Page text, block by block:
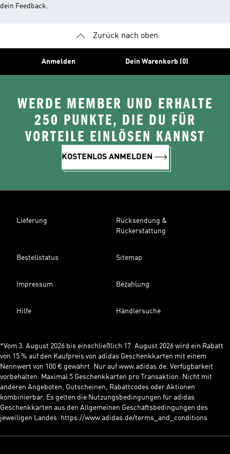
dein Feedback.
Zurück nach oben
Anmelden Dein Warenkorb (0)
WERDE MEMBER UND ERHALTE
250 PUNKTE, DIE DU FÜR
VORTEILE EINLÖSEN KANNST
KOSTENLOS ANMELDEN
Lieferung
Rücksendung &
Rückerstattung
Bestellstatus Sitemap
Impressum Bezahlung
Hilfe Händlersuche
*Vom 3. August 2026 bis einschließlich 17. August 2026 wird ein Rabatt
von 15 % auf den Kaufpreis von adidas Geschenkkarten mit einem
Nennwert von 100 € gewährt. Nur auf www.adidas.de. Verfügbarkeit
vorbehalten. Maximal 5 Geschenkkarten pro Transaktion. Nicht mit
anderen Angeboten, Gutscheinen, Rabattcodes oder Aktionen
kombinierbar. Es gelten die Nutzungsbedingungen für adidas
Geschenkkarten aus den Allgemeinen Geschäftsbedingungen des
jeweiligen Landes: https://www.adidas.de/terms_and_conditions